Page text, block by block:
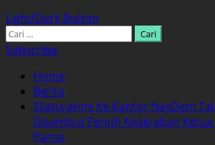
Light/Dark Button
Cari
untuk:
Subscribe
Home
Berita
Silaturahmi Ke Kantor NasDem
Disambut Penuh Keakraban
Partai